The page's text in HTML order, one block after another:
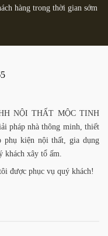
hàng trong thời gian sớm
NỘI THẤT MỘC TINH
pháp nhà thông minh, thiết
phụ kiện nội thất, gia dụng
xây tổ ấm.
được phục vụ quý khách!